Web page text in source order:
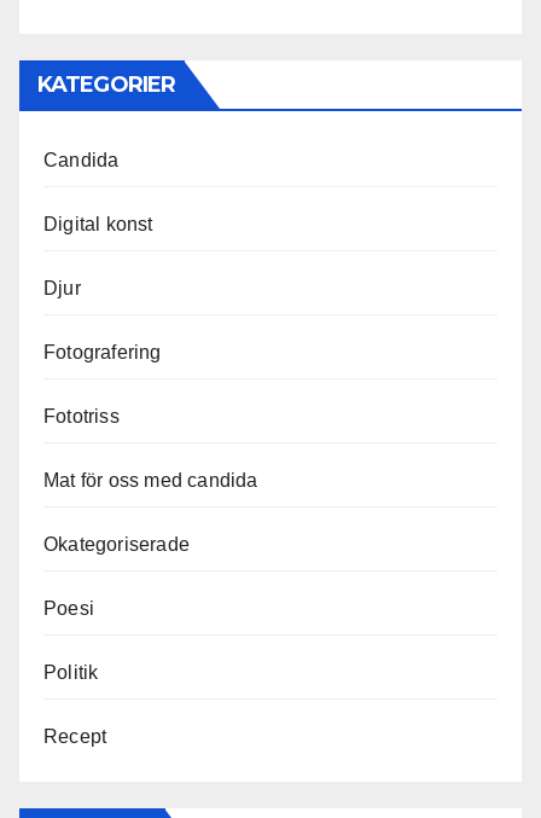
KATEGORIER
Candida
Digital konst
Djur
Fotografering
Fototriss
Mat för oss med candida
Okategoriserade
Poesi
Politik
Recept